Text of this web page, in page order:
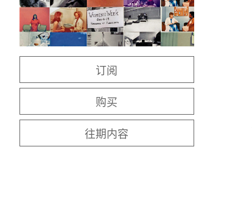
订阅
购买
往期内容